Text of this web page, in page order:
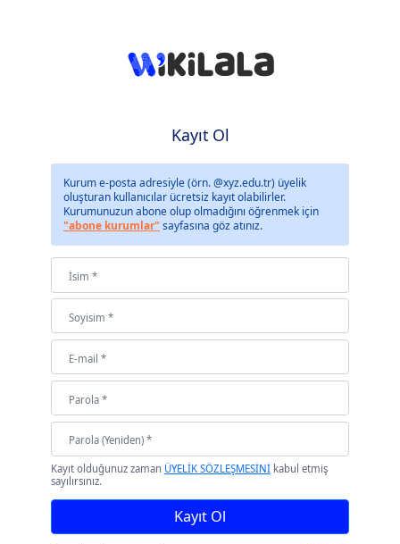
Kayıt Ol
Kurum e-posta adresiyle (örn. @xyz.edu.tr) üyelik
oluşturan kullanıcılar ücretsiz kayıt olabilirler.
Kurumunuzun abone olup olmadığını öğrenmek için
"abone kurumlar" sayfasına göz atınız.
Kayıt olduğunuz zaman ÜYELİK SÖZLEŞMESİNİkabul etmiş
sayılırsınız.
Kayıt Ol